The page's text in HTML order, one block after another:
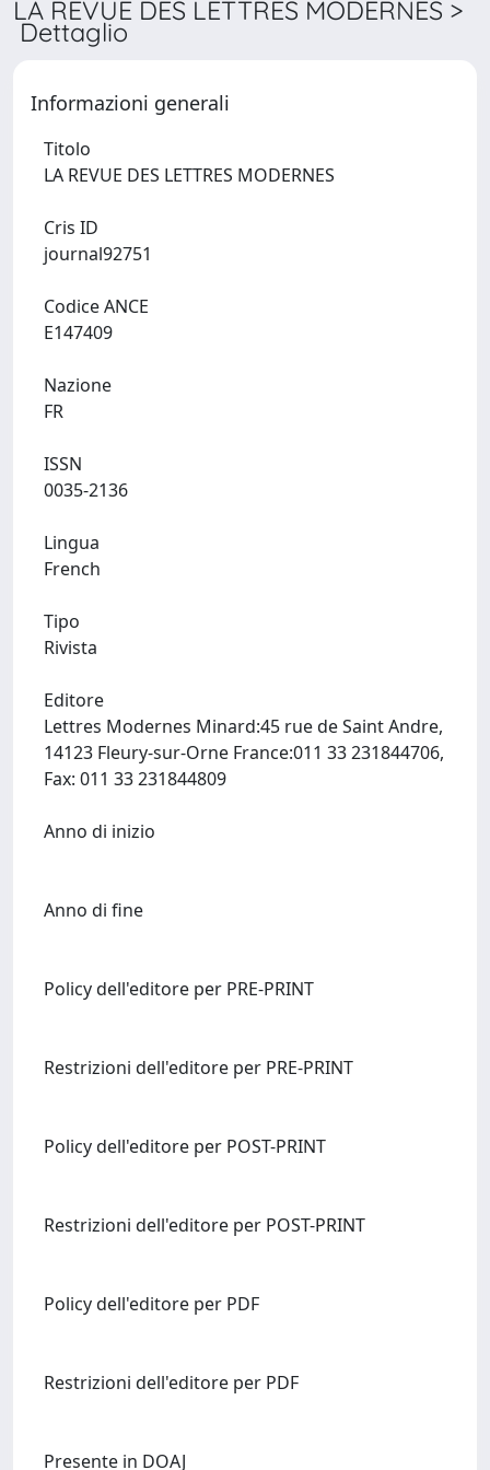
LA REVUE DES LETTRES MODERNES >
Dettaglio
Informazioni generali
Titolo
Cris ID
Codice ANCE
Nazione
ISSN
Lingua
Tipo
Rivista
Editore
Lettres Modernes Minard:45 rue de Saint Andre,
14123 Fleury-sur-Orne France:011 33 231844706,
Anno di inizio
Anno di fine
Policy dell'editore per PRE-PRINT
Restrizioni dell'editore per PRE-PRINT
Policy dell'editore per POST-PRINT
Restrizioni dell'editore per POST-PRINT
Policy dell'editore per PDF
Restrizioni dell'editore per PDF
Presente in DOAJ